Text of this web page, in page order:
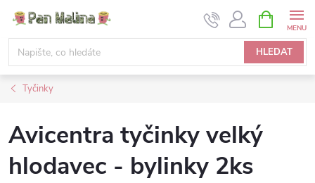
Přejít
obsah
HLEDAT
NÁKUPNÍ
KOŠÍK
Tyčinky
Avicentra tyčinky velký
hlodavec - bylinky 2ks